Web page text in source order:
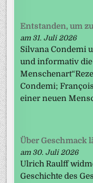
Entstanden, um
am 31. Juli 2026
Silvana Condemi
und informativ die
Condemi;
einer neuen
Über Geschmack
am 30. Juli 2026
Ulrich Raulff
Geschichte des